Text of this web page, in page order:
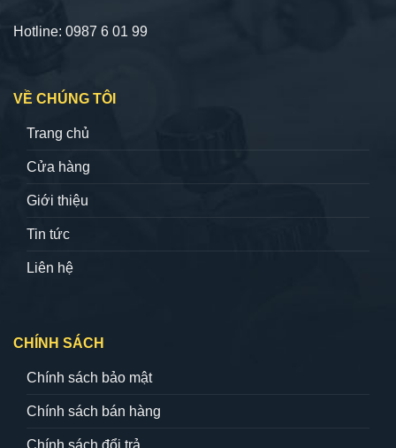
Hotline: 0987 6 01 99
VỀ CHÚNG TÔI
Trang chủ
Cửa hàng
Giới thiệu
Tin tức
Liên hệ
CHÍNH SÁCH
Chính sách bảo mật
Chính sách bán hàng
Chính sách đổi trả